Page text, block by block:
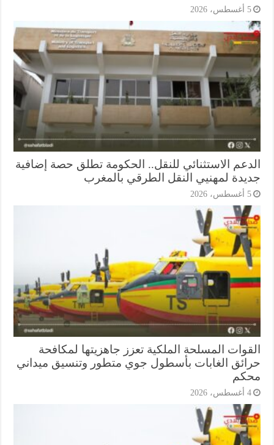
الاستثنائي للنقل.. الحكومة تطلق حصة إضافية
لمهنيي النقل الطرقي بالمغرب
المسلحة الملكية تعزز جاهزيتها لمكافحة
الغابات بأسطول جوي متطور وتنسيق ميداني